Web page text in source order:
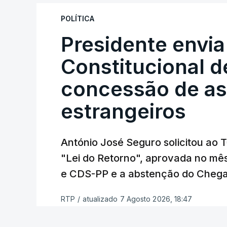
os apoios chegam a quem mais
Assegurar que "ninguém é
O Preisdente deixa, no entanto, deixa
"deve ter como primeiro critério a
de simplificação pode traduzir-se
António José Seguro vinca que se
face à situação de que hoje beneficia"
situações "de maior fragilidade", como
POLÍTICA
Presidente
Constitucional
concessão de
estrangeiros
António José Seguro solicitou ao
"Lei do Retorno", aprovada no
e CDS-PP e a abstenção do
RTP / atualizado 7 Agosto 2026, 18:47